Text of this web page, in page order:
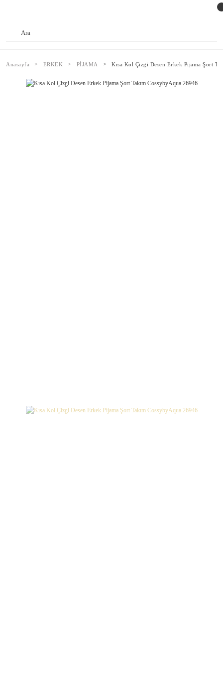
Anasayfa ERKEK PİJAMA Kısa Kol Çizgi Desen Erkek Pijama Şort